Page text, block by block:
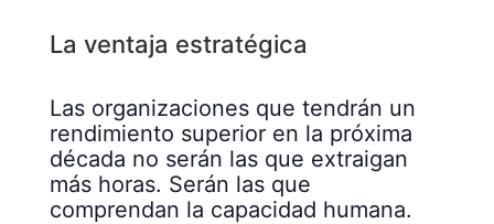
La ventaja estratégica
Las organizaciones que tendrán un
rendimiento superior en la próxima
década no serán las que extraigan
más horas. Serán las que
comprendan la capacidad humana.